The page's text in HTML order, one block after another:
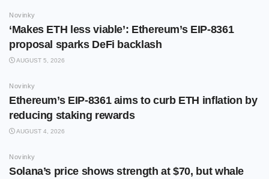
Novinky
‘Makes ETH less viable’: Ethereum’s EIP-8361
proposal sparks DeFi backlash
AUGUST 5, 2026
Novinky
Ethereum’s EIP-8361 aims to curb ETH inflation by
reducing staking rewards
AUGUST 4, 2026
Novinky
Solana’s price shows strength at $70, but whale